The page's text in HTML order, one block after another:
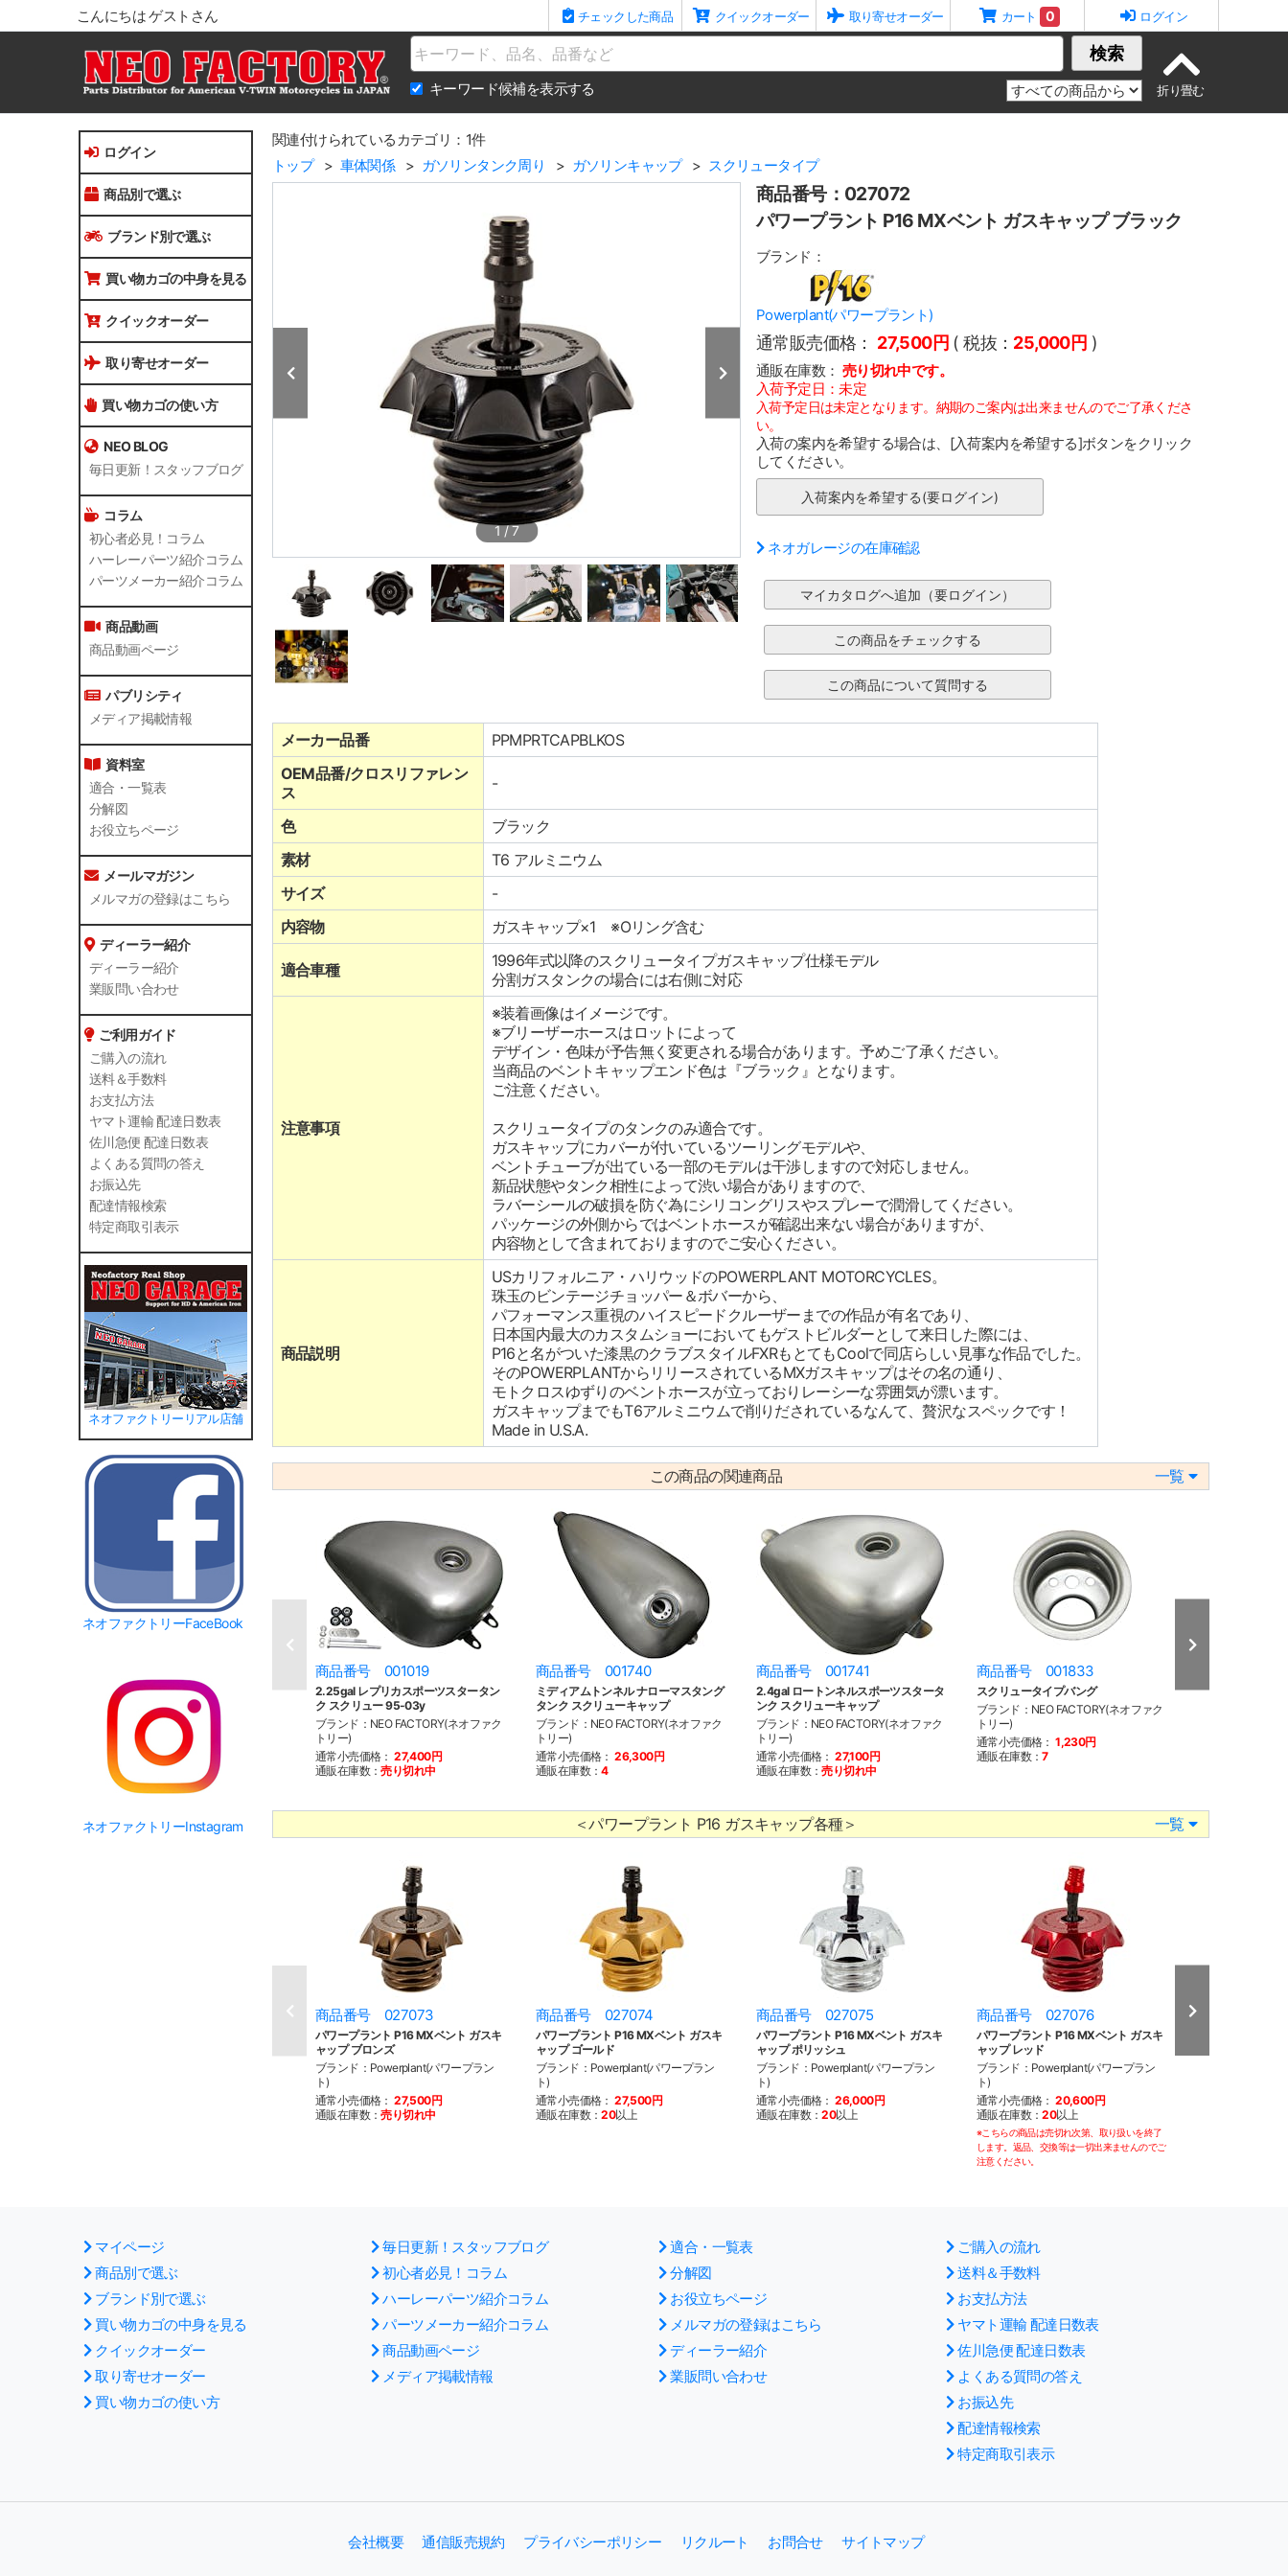
こんにちは ゲストさん チェックした商品 クイックオーダー 取り寄せオーダー カート 0 ログイン
Name 検索
キーワード候補を表示する
ログイン
商品別で選ぶ
ブランド別で選ぶ
買い物カゴの中身を見る
クイックオーダー
取り寄せオーダー
買い物カゴの使い方
NEO BLOG
毎日更新！スタッフブログ
コラム
初心者必見！コラム
ハーレーパーツ紹介コラム
パーツメーカー紹介コラム
商品動画
商品動画ページ
パブリシティ
メディア掲載情報
資料室
適合・一覧表
分解図
お役立ちページ
メールマガジン
メルマガの登録はこちら
ディーラー紹介
ディーラー紹介
業販問い合わせ
ご利用ガイド
ご購入の流れ
送料＆手数料
お支払方法
ヤマト運輸 配達日数表
佐川急便 配達日数表
よくある質問の答え
お振込先
配達情報検索
特定商取引表示
ネオファクトリーリアル店舗
ネオファクトリーFaceBook
ネオファクトリーInstagram
関連付けられているカテゴリ：1件
トップ
車体関係 ガソリンタンク周り ガソリンキャップ スクリュータイプ
1/7
商品番号：027072
パワープラント P16 MXベント ガスキャップ ブラック
ブランド：
Powerplant(パワープラント)
通常販売価格： 27,500円 ( 税抜： 25,000円 )
通販在庫数： 売り切れ中です。
入荷予定日：未定
入荷予定日は未定となります。納期のご案内は出来ませんのでご了承くださ
い。
入荷の案内を希望する場合は、[入荷案内を希望する]ボタンをクリック
してください。
ネオガレージの在庫確認
メーカー品番
PPMPRTCAPBLKOS
OEM品番/クロスリファレン
ス
-
色
ブラック
素材
T6 アルミニウム
サイズ
-
内容物
ガスキャップ×1 ※Oリング含む
適合車種
1996年式以降のスクリュータイプガスキャップ仕様モデル
分割ガスタンクの場合には右側に対応
注意事項
※装着画像はイメージです。
※ブリーザーホースはロットによって
デザイン・色味が予告無く変更される場合があります。予めご了承ください。
当商品のベントキャップエンド色は『ブラック』となります。
ご注意ください。
スクリュータイプのタンクのみ適合です。
ガスキャップにカバーが付いているツーリングモデルや、
ベントチューブが出ている一部のモデルは干渉しますので対応しません。
新品状態やタンク相性によって渋い場合がありますので、
ラバーシールの破損を防ぐ為にシリコングリスやスプレーで潤滑してください。
パッケージの外側からではベントホースが確認出来ない場合がありますが、
内容物として含まれておりますのでご安心ください。
商品説明
USカリフォルニア・ハリウッドのPOWERPLANT MOTORCYCLES。
珠玉のビンテージチョッパー＆ボバーから、
パフォーマンス重視のハイスピードクルーザーまでの作品が有名であり、
日本国内最大のカスタムショーにおいてもゲストビルダーとして来日した際には、
P16と名がついた漆黒のクラブスタイルFXRもとてもCoolで同店らしい見事な作品でした。
そのPOWERPLANTからリリースされているMXガスキャップはその名の通り、
モトクロスゆずりのベントホースが立っておりレーシーな雰囲気が漂います。
ガスキャップまでもT6アルミニウムで削りだされているなんて、贅沢なスペックです！
Made in U.S.A.
この商品の関連商品 一覧
商品番号 001019
2.25gal レプリカスポーツスタータン
ク スクリュー 95-03y
ブランド：NEO FACTORY(ネオファク
トリー)
通常小売価格： 27,400円
通販在庫数：売り切れ中
商品番号 001740
ミディアムトンネル ナローマスタング
タンク スクリューキャップ
ブランド：NEO FACTORY(ネオファク
トリー)
通常小売価格： 26,300円
通販在庫数：4
商品番号 001741
2.4gal ロートンネルスポーツスタータ
ンク スクリューキャップ
ブランド：NEO FACTORY(ネオファク
トリー)
通常小売価格： 27,100円
通販在庫数：売り切れ中
商品番号 001833
スクリュータイプバング
ブランド：NEO FACTORY(ネオファク
トリー)
通常小売価格： 1,230円
通販在庫数：7
レプリカ スポー
＜パワープラント P16 ガスキャップ各種＞ 一覧
商品番号 027073
パワープラント P16 MXベント ガスキ
ャップ ブロンズ
ブランド：Powerplant(パワープラン
ト)
通常小売価格： 27,500円
通販在庫数：売り切れ中
商品番号 027074
パワープラント P16 MXベント ガスキ
ャップ ゴールド
ブランド：Powerplant(パワープラン
ト)
通常小売価格： 27,500円
通販在庫数：20以上
商品番号 027075
パワープラント P16 MXベント ガスキ
ャップ ポリッシュ
ブランド：Powerplant(パワープラン
ト)
通常小売価格： 26,000円
通販在庫数：20以上
商品番号 027076
パワープラント P16 MXベント ガスキ
ャップ レッド
ブランド：Powerplant(パワープラン
ト)
通常小売価格： 20,600円
通販在庫数：20以上
※こちらの商品は売切れ次第、取り扱いを終了
します。返品、交換等は一切出来ませんのでご
注意ください。
マイページ
商品別で選ぶ
ブランド別で選ぶ
買い物カゴの中身を見る
クイックオーダー
取り寄せオーダー
買い物カゴの使い方
毎日更新！スタッフブログ
初心者必見！コラム
ハーレーパーツ紹介コラム
パーツメーカー紹介コラム
商品動画ページ
メディア掲載情報
適合・一覧表
分解図
お役立ちページ
メルマガの登録はこちら
ディーラー紹介
業販問い合わせ
ご購入の流れ
送料＆手数料
お支払方法
ヤマト運輸 配達日数表
佐川急便 配達日数表
よくある質問の答え
お振込先
配達情報検索
特定商取引表示
会社概要 通信販売規約 プライバシーポリシー リクルート お問合せ サイトマップ